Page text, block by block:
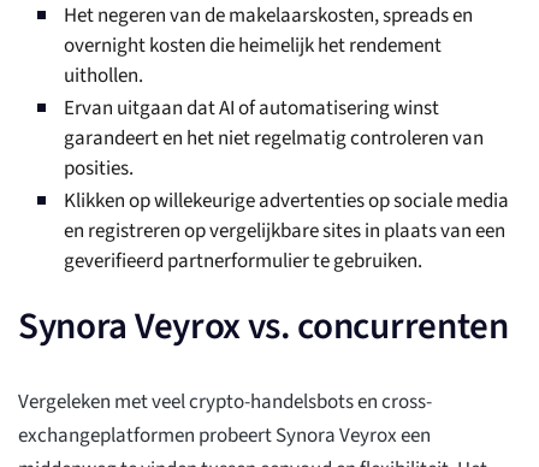
Het negeren van de makelaarskosten, spreads en
overnight kosten die heimelijk het rendement
uithollen.
Ervan uitgaan dat AI of automatisering winst
garandeert en het niet regelmatig controleren van
posities.
Klikken op willekeurige advertenties op sociale media
en registreren op vergelijkbare sites in plaats van een
geverifieerd partnerformulier te gebruiken.
Synora Veyrox vs. concurrenten
Vergeleken met veel crypto-handelsbots en cross-
exchangeplatformen probeert Synora Veyrox een